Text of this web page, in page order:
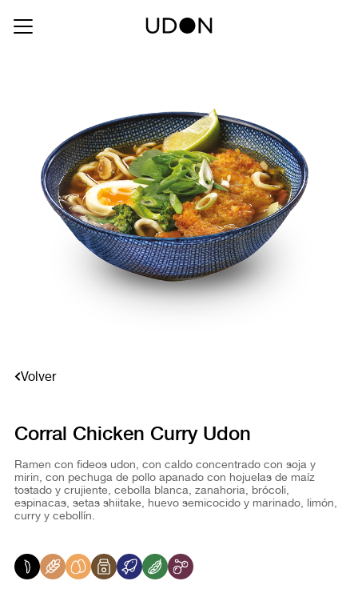
Volver
Corral Chicken Curry Udon
Ramen con fideos udon, con caldo concentrado con soja y
mirin, con pechuga de pollo apanado con hojuelas de maíz
tostado y crujiente, cebolla blanca, zanahoria, brócoli,
espinacas, setas shiitake, huevo semicocido y marinado, limón,
curry y cebollín.